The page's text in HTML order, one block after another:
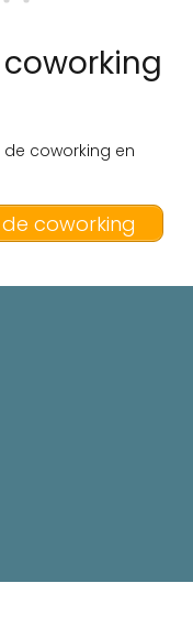
coworking en
coworking